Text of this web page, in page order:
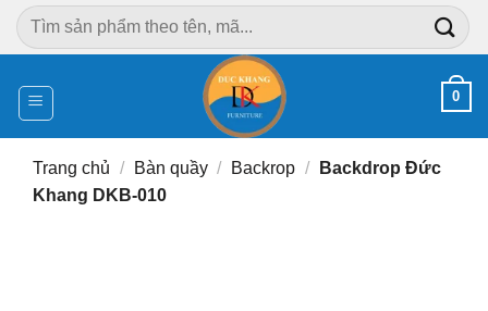
Chuyển
đến
dung
Tìm
kiếm:
0
Trang chủ / Bàn quầy / Backrop /
Backdrop Đức
Khang DKB-010